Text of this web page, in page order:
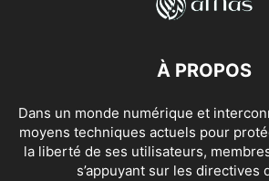
À PROPOS
Dans un monde numérique et
moyens techniques actuels pour
la liberté de ses utilisateurs,
s’appuyant sur les directives